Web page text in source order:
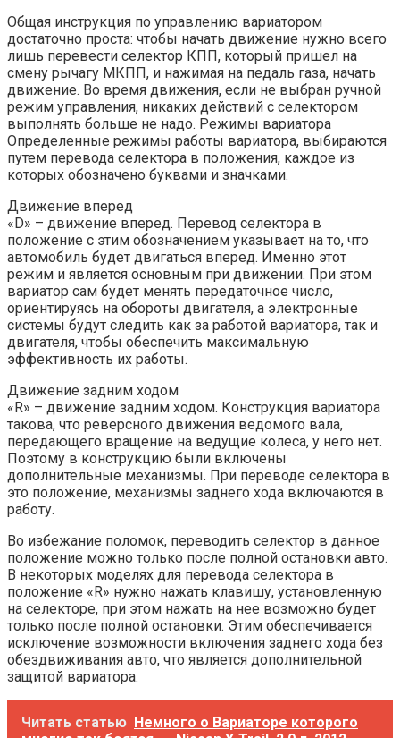
Общая инструкция по управлению вариатором
достаточно проста: чтобы начать движение нужно всего
лишь перевести селектор КПП, который пришел на
смену рычагу МКПП, и нажимая на педаль газа, начать
движение. Во время движения, если не выбран ручной
режим управления, никаких действий с селектором
выполнять больше не надо. Режимы вариатора
Определенные режимы работы вариатора, выбираются
путем перевода селектора в положения, каждое из
которых обозначено буквами и значками.
Движение вперед
«D» – движение вперед. Перевод селектора в
положение с этим обозначением указывает на то, что
автомобиль будет двигаться вперед. Именно этот
режим и является основным при движении. При этом
вариатор сам будет менять передаточное число,
ориентируясь на обороты двигателя, а электронные
системы будут следить как за работой вариатора, так и
двигателя, чтобы обеспечить максимальную
эффективность их работы.
Движение задним ходом
«R» – движение задним ходом. Конструкция вариатора
такова, что реверсного движения ведомого вала,
передающего вращение на ведущие колеса, у него нет.
Поэтому в конструкцию были включены
дополнительные механизмы. При переводе селектора в
это положение, механизмы заднего хода включаются в
работу.
Во избежание поломок, переводить селектор в данное
положение можно только после полной остановки авто.
В некоторых моделях для перевода селектора в
положение «R» нужно нажать клавишу, установленную
на селекторе, при этом нажать на нее возможно будет
только после полной остановки. Этим обеспечивается
исключение возможности включения заднего хода без
обездвиживания авто, что является дополнительной
защитой вариатора.
Читать статью Немного о Вариаторе которого